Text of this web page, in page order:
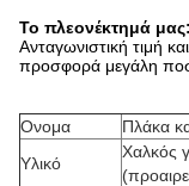
Το πλεονέκτημά μας:
Ανταγωνιστική τιμή
προσφορά μεγάλη
Ονομα
Πλάκα
Υλικό
Χαλκός